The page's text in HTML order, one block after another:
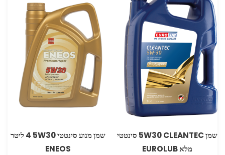
שמן 5W30 CLEANTEC סינטטי
מלא EUROLUB
שמן מנוע ‏סינטטי 5W30 ‏4 ליטר
ENEOS